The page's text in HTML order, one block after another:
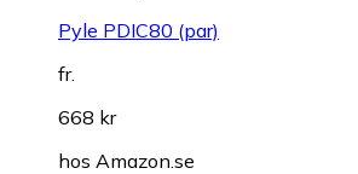
Pyle PDIC80 (par)
fr.
668 kr
hos Amazon.se